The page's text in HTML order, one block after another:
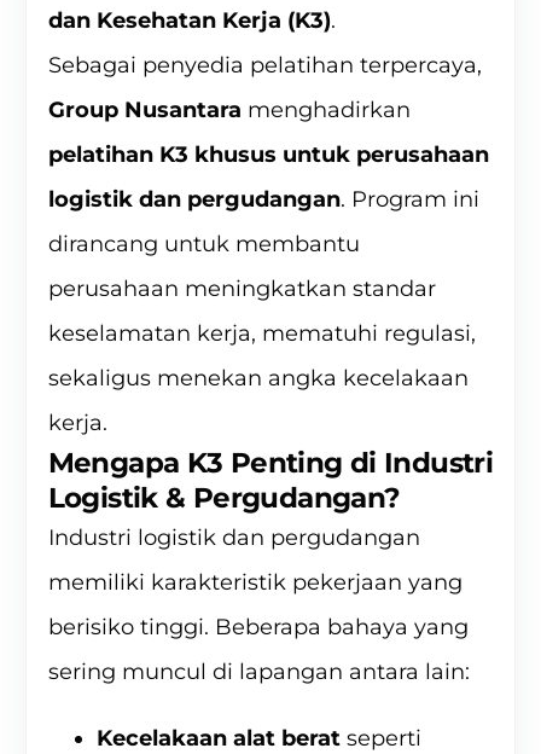
dan Kesehatan Kerja (K3).
Sebagai penyedia pelatihan terpercaya,
Group Nusantara menghadirkan
pelatihan K3 khusus untuk perusahaan
logistik dan pergudangan. Program ini
dirancang untuk membantu
perusahaan meningkatkan standar
keselamatan kerja, mematuhi regulasi,
sekaligus menekan angka kecelakaan
kerja.
Mengapa K3 Penting di Industri
Logistik & Pergudangan?
Industri logistik dan pergudangan
memiliki karakteristik pekerjaan yang
berisiko tinggi. Beberapa bahaya yang
sering muncul di lapangan antara lain:
Kecelakaan alat beratseperti